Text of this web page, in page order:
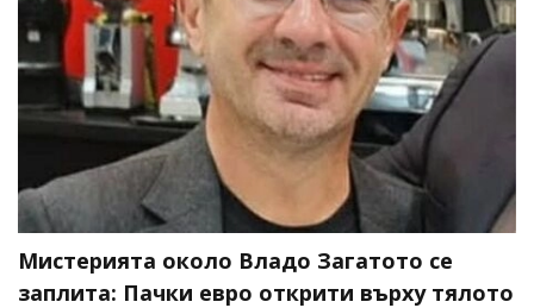
Мистерията около Владо Загатото се
заплита: Пачки евро открити върху тялото